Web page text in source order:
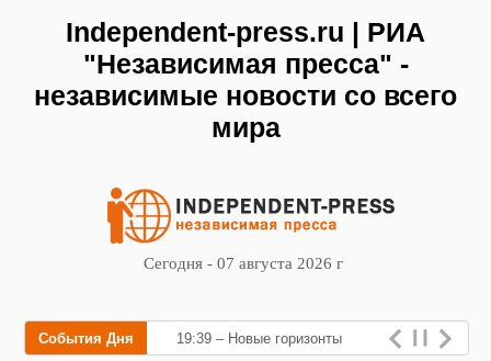
Independent-press.ru | РИА
"Независимая пресса" -
независимые новости со всего
мира
Сегодня - 07 августа 2026 г
События Дня 19:39 – Новые горизонты